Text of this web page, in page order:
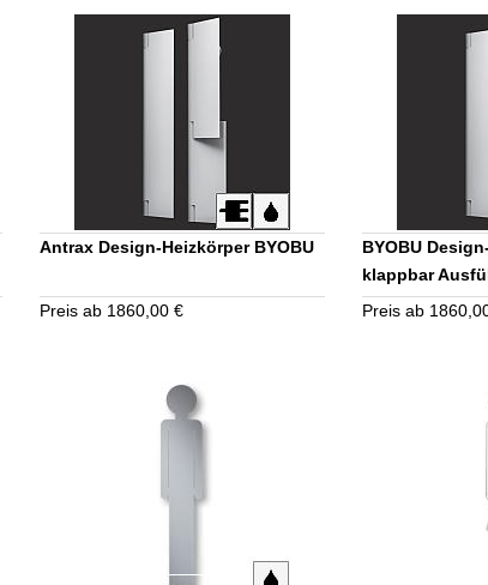
Antrax Design-Heizkörper BYOBU
Preis ab 1860,00 €
BYOBU
klappbar
Preis ab